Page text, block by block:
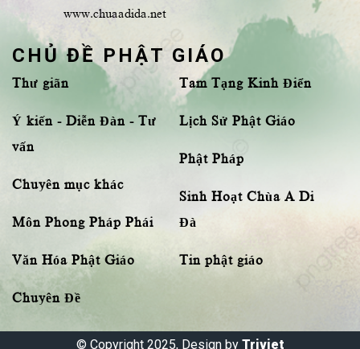
www.chuaadida.net
CHỦ ĐỀ PHẬT GIÁO
Thư giãn
Ý kiến - Diễn Đàn - Tư
vấn
Chuyên mục khác
Môn Phong Pháp Phái
Văn Hóa Phật Giáo
Chuyên Đề
Tam Tạng Kinh Điển
Lịch Sử Phật Giáo
Phật Pháp
Sinh Hoạt Chùa A Di
Đà
Tin phật giáo
© Copyright 2025, Design by Triviet